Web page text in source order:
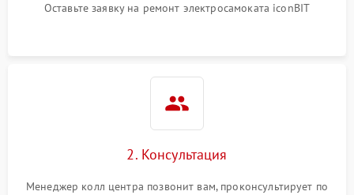
Оставьте заявку на ремонт электросамоката iconBIT
2. Консультация
Менеджер колл центра позвонит вам, проконсультирует по